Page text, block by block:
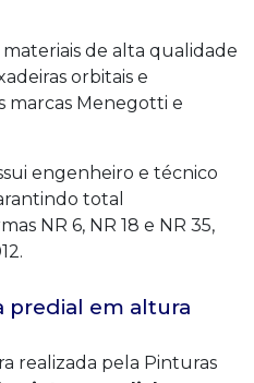
de alta qualidade
orbitais e
marcas Menegotti e
engenheiro e técnico
total
NR 6, NR 18 e NR 35,
predial em altura
realizada pela Pinturas